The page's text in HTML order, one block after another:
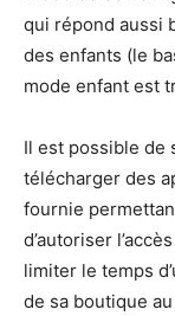
qui répond aussi
des enfants (le
mode enfant est
Il est possible de
télécharger des
fournie
d’autoriser
limiter le temps
de sa boutique